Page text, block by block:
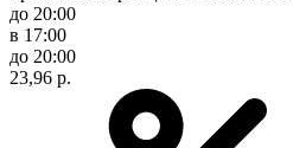
до 20:00
в 17:00
до 20:00
23,96 р.